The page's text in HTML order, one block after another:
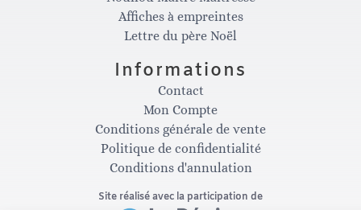
t
a
g
r
e
b
o
o
Affiches à empreintes
Lettre du père Noël
Informations
Contact
Mon Compte
Conditions générale de vente
Politique de confidentialité
Conditions d'annulation
Site réalisé avec la participation de